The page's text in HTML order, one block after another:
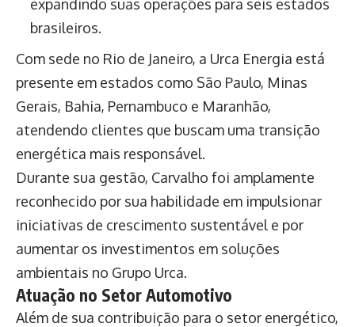
expandindo suas operações para seis estados
brasileiros.
Com sede no Rio de Janeiro, a Urca Energia está
presente em estados como São Paulo, Minas
Gerais, Bahia, Pernambuco e Maranhão,
atendendo clientes que buscam uma transição
energética mais responsável.
Durante sua gestão, Carvalho foi amplamente
reconhecido por sua habilidade em impulsionar
iniciativas de crescimento sustentável e por
aumentar os investimentos em soluções
ambientais no Grupo Urca.
Atuação no Setor Automotivo
Além de sua contribuição para o setor energético,